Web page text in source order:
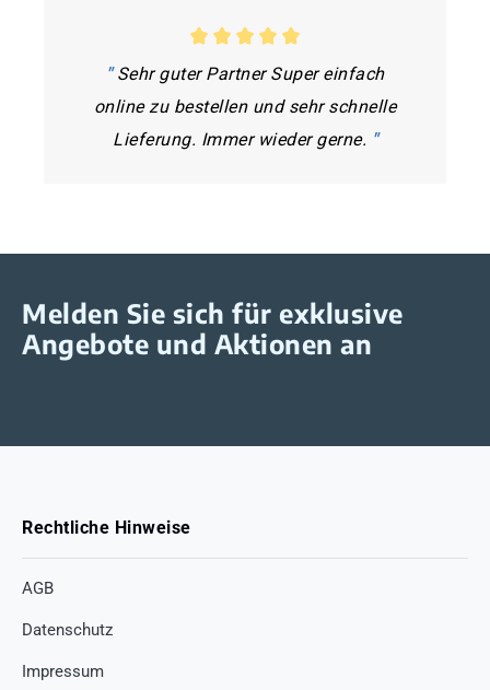
"Sehr guter Partner Super einfach
online zu bestellen und sehr schnelle
Lieferung. Immer wieder gerne. "
Melden Sie sich für exklusive
Angebote und Aktionen an
Rechtliche Hinweise
AGB
Datenschutz
Impressum